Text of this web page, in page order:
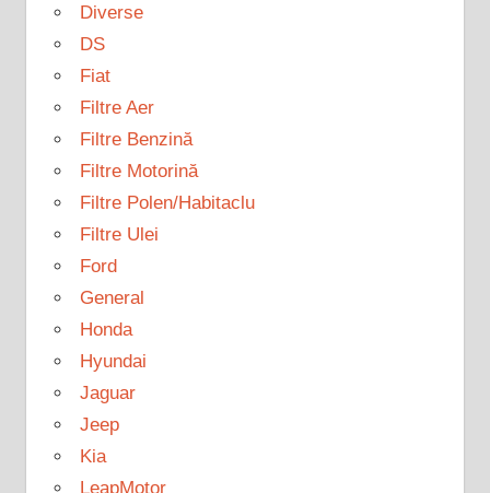
Diverse
DS
Fiat
Filtre Aer
Filtre Benzină
Filtre Motorină
Filtre Polen/Habitaclu
Filtre Ulei
Ford
General
Honda
Hyundai
Jaguar
Jeep
Kia
LeapMotor